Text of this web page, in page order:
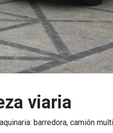
viaria
barredora, camión